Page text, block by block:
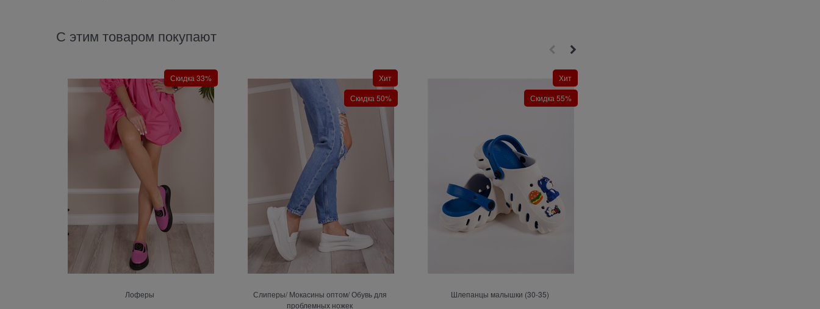
С этим товаром покупают
Лоферы
Скидка 33%
Слиперы/ Мокасины оптом/ Обувь для
проблемных ножек
Хит
Скидка 50%
Шлепанцы малышки (30-35)
Хит
Скидка 55%